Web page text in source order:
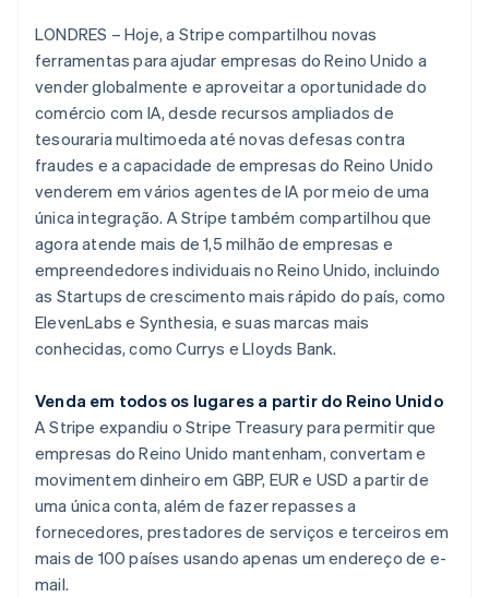
Stripe Sessions 2026
Veja como a Stripe está construindo a infraestrutura
Assista agora
Ecossistema
Parceiros
Stripe App Marketplace
LONDRES – Hoje, a Stripe compartilhou novas
ferramentas para ajudar empresas do Reino Unido a
vender globalmente e aproveitar a oportunidade do
comércio com IA, desde recursos ampliados de
tesouraria multimoeda até novas defesas contra
fraudes e a capacidade de empresas do Reino Unido
venderem em vários agentes de IA por meio de uma
única integração. A Stripe também compartilhou que
agora atende mais de 1,5 milhão de empresas e
empreendedores individuais no Reino Unido, incluindo
as Startups de crescimento mais rápido do país, como
ElevenLabs e Synthesia, e suas marcas mais
conhecidas, como Currys e Lloyds Bank.
Venda em todos os lugares a partir do Reino Unido
A Stripe expandiu o Stripe Treasury para permitir que
empresas do Reino Unido mantenham, convertam e
movimentem dinheiro em GBP, EUR e USD a partir de
uma única conta, além de fazer repasses a
fornecedores, prestadores de serviços e terceiros em
mais de 100 países usando apenas um endereço de e-
mail.
Alemanha
DeutschEnglish
Austrália
English
Áustria
Deutsch